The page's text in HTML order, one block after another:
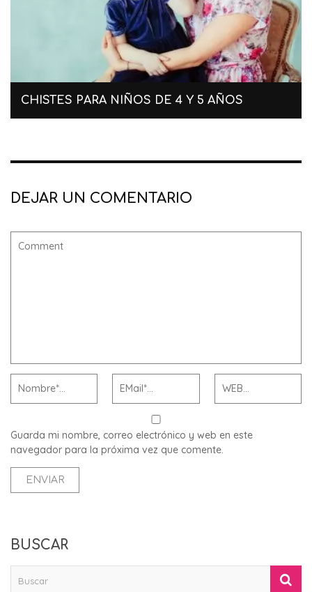
CHISTES PARA NIÑOS DE 4 Y 5 AÑOS
DEJAR UN COMENTARIO
Guarda mi nombre, correo electrónico y web en este
navegador para la próxima vez que comente.
BUSCAR